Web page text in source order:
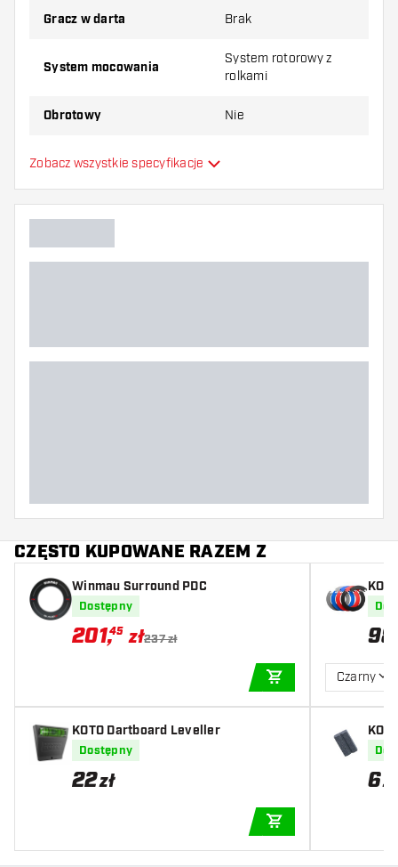
Gracz w darta Brak
System mocowania
System rotorowy z
rolkami
Obrotowy Nie
Z akcesoriami / bez
akcesoriów
Jakość sisalu
Zobacz wszystkie specyfikacje
CZĘSTO KUPOWANE RAZEM Z
Winmau Surround PDC
Dostępny
201,45 zł237 zł
DODAJ DO
KOTO Dartboard Leveller
Dostępny
22zł
98
Czarny
6zł